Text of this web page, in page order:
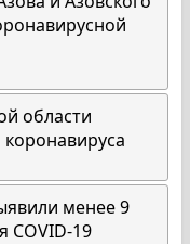
области
менее 9
COVID-19